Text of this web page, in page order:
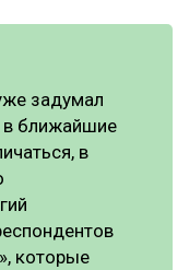
задумал
в ближайшие
в
которые